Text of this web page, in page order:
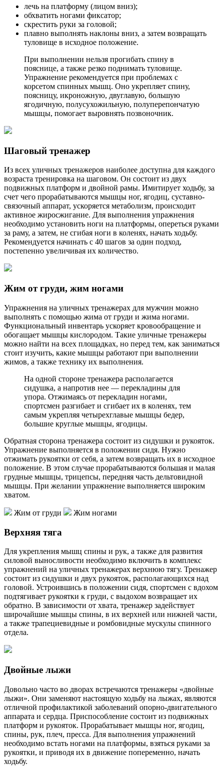
лечь на платформу (лицом вниз);
обхватить ногами фиксатор;
скрестить руки за головой;
плавно выполнять наклоны вниз, а затем возвращать
туловище в исходное положение.
При выполнении нельзя прогибать спину в
пояснице, а также резко поднимать туловище.
Упражнение рекомендуется при проблемах с
корсетом спинных мышц. Оно укрепляет спину,
поясницу, икроножную, двуглавую, большую
ягодичную, полусухожильную, полуперепончатую
мышцы, помогает выровнять позвоночник.
Шаговый тренажер
Из всех уличных тренажеров наиболее доступна для каждого
возраста тренировка на шаговом. Он состоит из двух
подвижных платформ и двойной рамы. Имитирует ходьбу, за
счет чего прорабатываются мышцы ног, ягодиц, суставно-
связочный аппарат, ускоряется метаболизм, происходит
активное жиросжигание. Для выполнения упражнения
необходимо установить ноги на платформы, опереться руками
за раму, а затем, не сгибая ноги в коленях, начать ходьбу.
Рекомендуется начинать с 40 шагов за один подход,
постепенно увеличивая их количество.
Жим от груди, жим ногами
Упражнения на уличных тренажерах для мужчин можно
выполнять с помощью жима от груди и жима ногами.
Функциональный инвентарь ускоряет кровообращение и
обогащает мышцы кислородом. Такие уличные тренажеры
можно найти на всех площадках, но перед тем, как заниматься
стоит изучить, какие мышцы работают при выполнении
жимов, а также технику их выполнения.
На одной стороне тренажера располагается
сидушка, а напротив нее — перекладины для
упора. Отжимаясь от перекладин ногами,
спортсмен разгибает и сгибает их в коленях, тем
самым укрепляя четырехглавые мышцы бедер,
большие круглые мышцы, ягодицы.
Обратная сторона тренажера состоит из сидушки и рукояток.
Упражнение выполняется в положении сидя. Нужно
отжимать рукоятки от себя, а затем возвращать их в исходное
положение. В этом случае прорабатываются большая и малая
грудные мышцы, трицепсы, передняя часть дельтовидной
мышцы. При желании упражнение выполняется широким
хватом.
Жим от груди Жим ногами
Верхняя тяга
Для укрепления мышц спины и рук, а также для развития
силовой выносливости необходимо включить в комплекс
упражнений на уличных тренажерах верхнюю тягу. Тренажер
состоит из сидушки и двух рукояток, располагающихся над
головой. Устроившись в положении сидя, спортсмен с вдохом
подтягивает рукоятки к груди, с выдохом возвращает их
обратно. В зависимости от хвата, тренажер задействует
широчайшие мышцы спины, в их верхней или нижней части,
а также трапециевидные и ромбовидные мускулы спинного
отдела.
Двойные лыжи
Довольно часто во дворах встречаются тренажеры «двойные
лыжи». Они заменяют настоящую ходьбу на лыжах, являются
отличной профилактикой заболеваний опорно-двигательного
аппарата и сердца. Приспособление состоит из подвижных
платформ и рукояток. Прорабатывает мышцы ног, ягодиц,
спины, рук, плеч, пресса. Для выполнения упражнений
необходимо встать ногами на платформы, взяться руками за
рукоятки, и приводя их в движение попеременно, начать
ходьбу.